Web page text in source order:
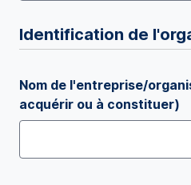
Identification de
Nom de l'entreprise/
acquérir ou à constituer)